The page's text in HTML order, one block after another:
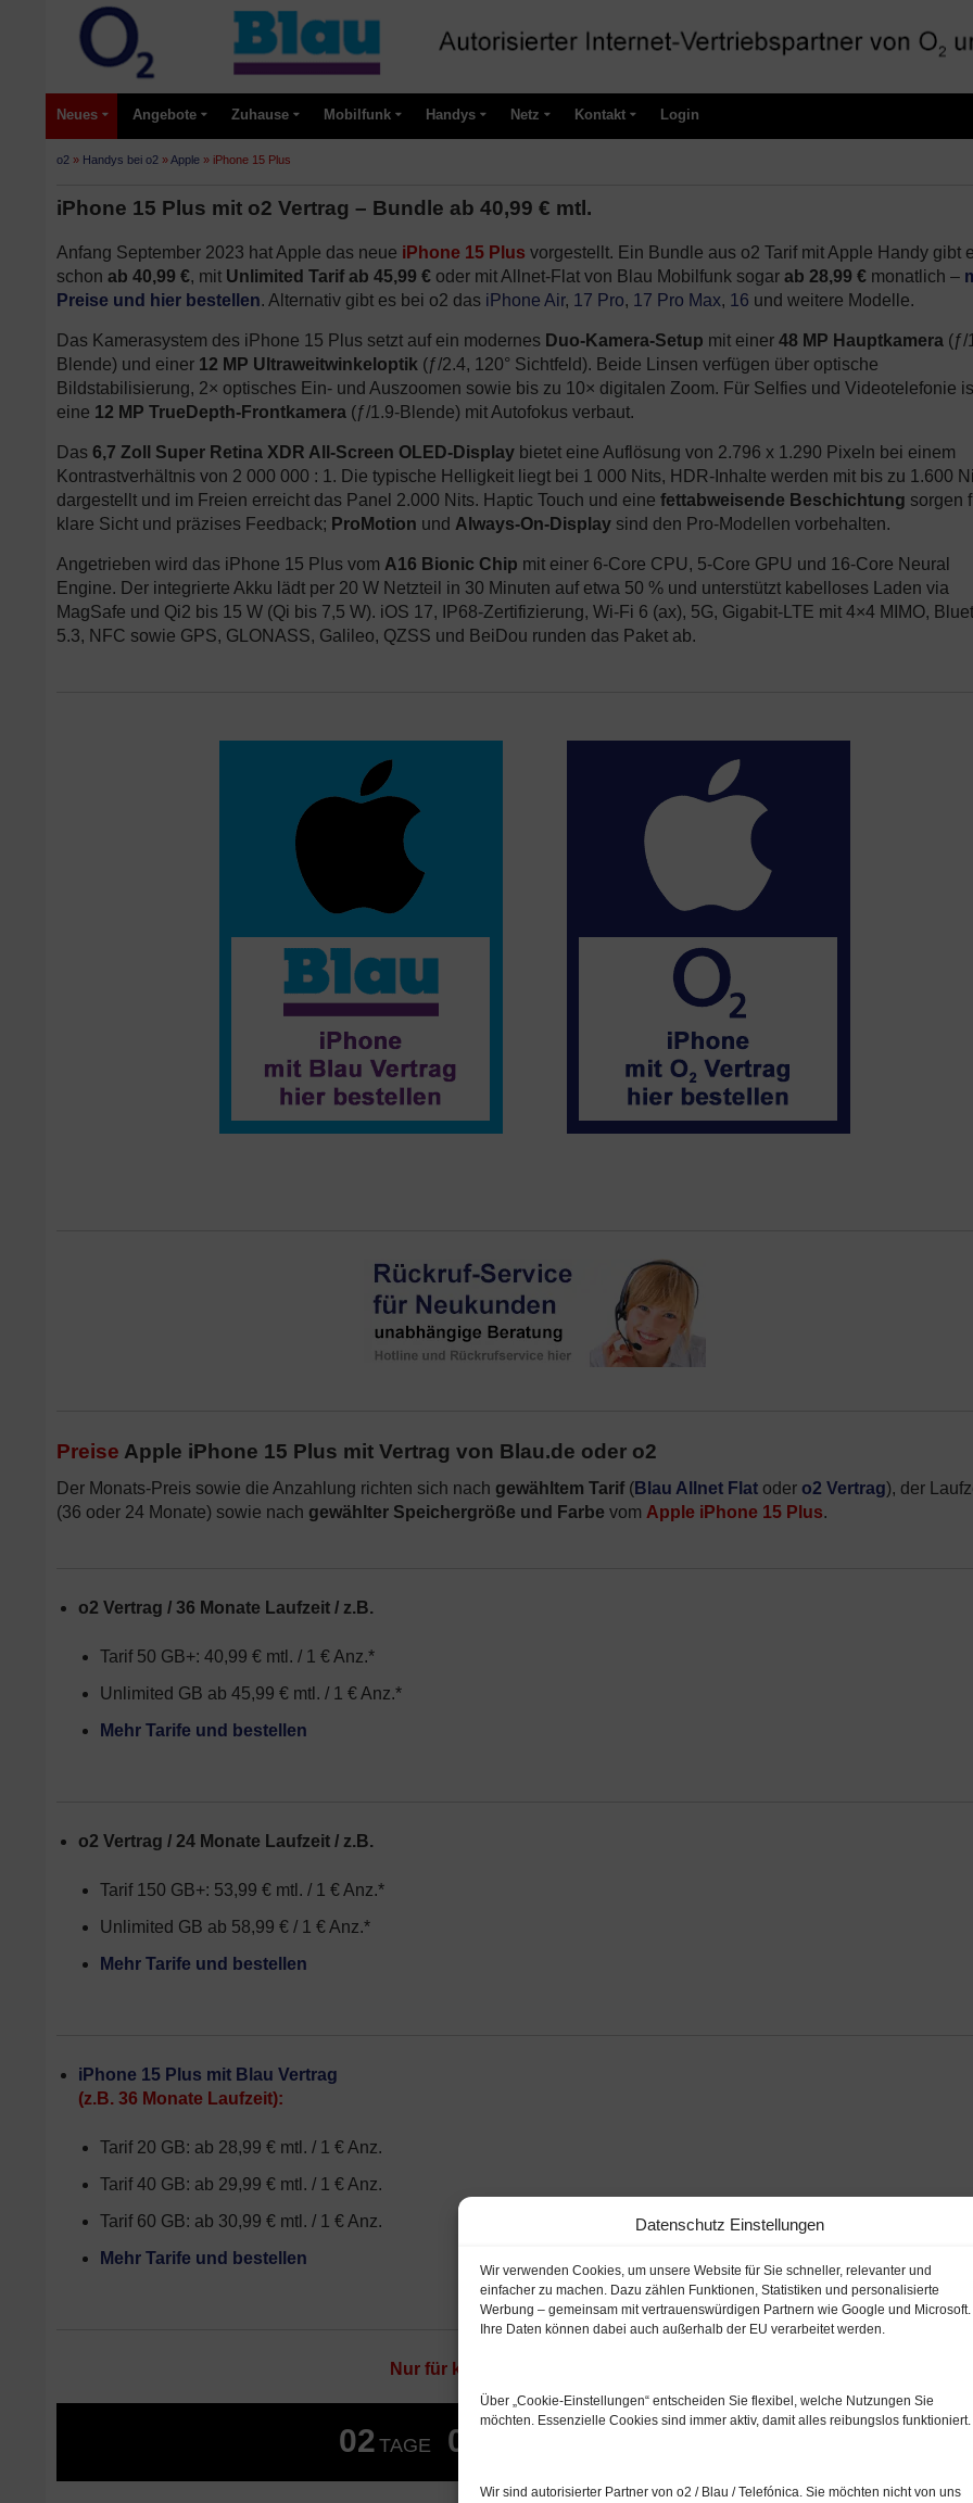
Datenschutz Einstellungen
Wir verwenden Cookies, um unsere Website für Sie schneller, relevanter und
einfacher zu machen. Dazu zählen Funktionen, Statistiken und personalisierte
Werbung – gemeinsam mit vertrauenswürdigen Partnern wie Google und Microsoft.
Ihre Daten können dabei auch außerhalb der EU verarbeitet werden.
Über „Cookie‑Einstellungen“ entscheiden Sie flexibel, welche Nutzungen Sie
möchten. Essenzielle Cookies sind immer aktiv, damit alles reibungslos funktioniert.
Wir sind autorisierter Partner von o2 / Blau / Telefónica. Sie möchten nicht von uns
Neues Angebote Zuhause Mobilfunk Handys Netz Kontakt Login
o2 » Handys bei o2 »Apple » iPhone 15 Plus
iPhone 15 Plus mit o2 Vertrag – Bundle ab 40,99 € mtl.
Anfang September 2023 hat Apple das neue iPhone 15 Plus vorgestellt. Ein Bundle aus o2 Tarif mit Apple Handy gibt
schon ab 40,99 €, mit Unlimited Tarif ab 45,99 € oder mit Allnet-Flat von Blau Mobilfunk sogar ab 28,99 € monatlich –
Preise und hier bestellen. Alternativ gibt es bei o2 das iPhone Air, 17 Pro, 17 Pro Max, 16 und weitere Modelle.
Das Kamerasystem des iPhone 15 Plus setzt auf ein modernes Duo-Kamera-Setup mit einer 48 MP Hauptkamera (ƒ/
Blende) und einer 12 MP Ultraweitwinkeloptik (ƒ/2.4, 120° Sichtfeld). Beide Linsen verfügen über optische
Bildstabilisierung, 2× optisches Ein- und Auszoomen sowie bis zu 10× digitalen Zoom. Für Selfies und Videotelefonie
eine 12 MP TrueDepth-Frontkamera (ƒ/1.9-Blende) mit Autofokus verbaut.
Das 6,7 Zoll Super Retina XDR All-Screen OLED-Display bietet eine Auflösung von 2.796 x 1.290 Pixeln bei einem
Kontrastverhältnis von 2 000 000 : 1. Die typische Helligkeit liegt bei 1 000 Nits, HDR-Inhalte werden mit bis zu 1.600
dargestellt und im Freien erreicht das Panel 2.000 Nits. Haptic Touch und eine fettabweisende Beschichtung sorgen
klare Sicht und präzises Feedback; ProMotion und Always-On-Display sind den Pro-Modellen vorbehalten.
Angetrieben wird das iPhone 15 Plus vom A16 Bionic Chip mit einer 6-Core CPU, 5-Core GPU und 16-Core Neural
Engine. Der integrierte Akku lädt per 20 W Netzteil in 30 Minuten auf etwa 50 % und unterstützt kabelloses Laden via
MagSafe und Qi2 bis 15 W (Qi bis 7,5 W). iOS 17, IP68-Zertifizierung, Wi-Fi 6 (ax), 5G, Gigabit-LTE mit 4×4 MIMO,
5.3, NFC sowie GPS, GLONASS, Galileo, QZSS und BeiDou runden das Paket ab.
Preise Apple iPhone 15 Plus mit Vertrag von Blau.de oder o2
Der Monats-Preis sowie die Anzahlung richten sich nach gewähltem Tarif (Blau Allnet Flat oder o2 Vertrag), der
(36 oder 24 Monate) sowie nach gewählter Speichergröße und Farbe vom Apple iPhone 15 Plus.
o2 Vertrag / 36 Monate Laufzeit / z.B.
Tarif 50 GB+: 40,99 € mtl. / 1 € Anz.*
Unlimited GB ab 45,99 € mtl. / 1 € Anz.*
Mehr Tarife und bestellen
o2 Vertrag / 24 Monate Laufzeit / z.B.
Tarif 150 GB+: 53,99 € mtl. / 1 € Anz.*
Unlimited GB ab 58,99 € / 1 € Anz.*
Mehr Tarife und bestellen
iPhone 15 Plus mit Blau Vertrag
(z.B. 36 Monate Laufzeit):
Tarif 20 GB: ab 28,99 € mtl. / 1 € Anz.
Tarif 40 GB: ab 29,99 € mtl. / 1 € Anz.
Tarif 60 GB: ab 30,99 € mtl. / 1 € Anz.
Mehr Tarife und bestellen
Nur für kurze Zeit zum Aktionspreis
02 TAGE 08